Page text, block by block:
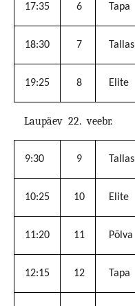
17:35 6 Tapa
18:30 7 Tallas
19:25 8 Elite
Laupäev 22. veebr.
9:30 9 Tallas
10:25 10 Elite
11:20 11 Põlva
12:15 12 Tapa